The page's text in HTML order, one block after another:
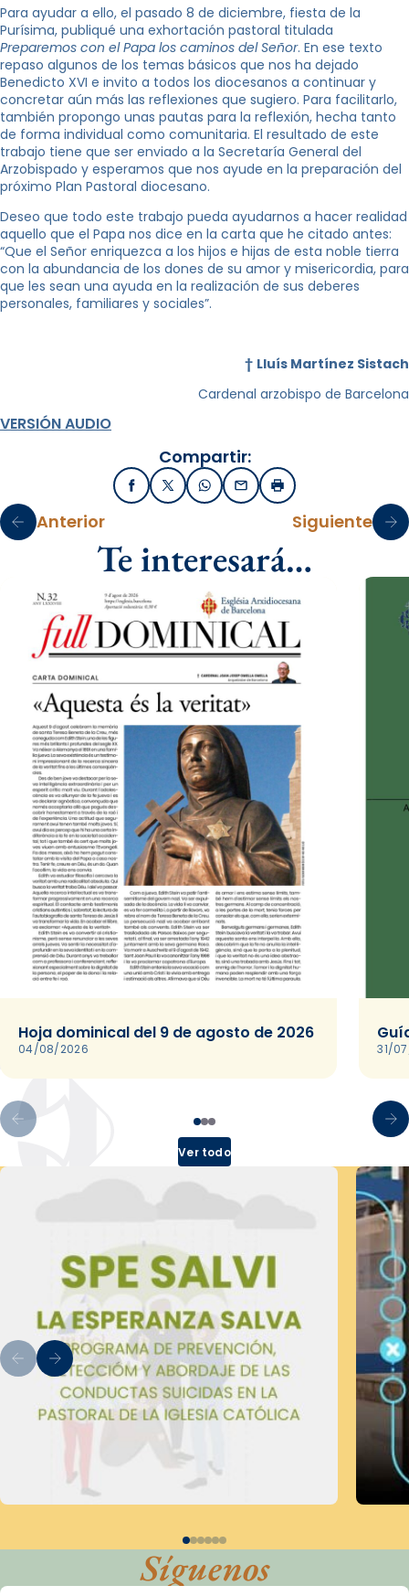
Para ayudar a ello, el pasado 8 de diciembre, fiesta de la
Purísima, publiqué una exhortación pastoral titulada
Preparemos con el Papa los caminos del Señor. En ese texto
repaso algunos de los temas básicos que nos ha dejado
Benedicto XVI e invito a todos los diocesanos a continuar y
concretar aún más las reflexiones que sugiero. Para facilitarlo,
también propongo unas pautas para la reflexión, hecha tanto
de forma individual como comunitaria. El resultado de este
trabajo tiene que ser enviado a la Secretaría General del
Arzobispado y esperamos que nos ayude en la preparación del
próximo Plan Pastoral diocesano.
Deseo que todo este trabajo pueda ayudarnos a hacer realidad
aquello que el Papa nos dice en la carta que he citado antes:
“Que el Señor enriquezca a los hijos e hijas de esta noble tierra
con la abundancia de los dones de su amor y misericordia, para
que les sean una ayuda en la realización de sus deberes
personales, familiares y sociales”.
† Lluís Martínez Sistach
Cardenal arzobispo de Barcelona
VERSIÓN AUDIO
Compartir:
FacebookX / TwitterWhatsApp
EmailImprimir
Anterior Siguiente
Te interesará…
Hoja dominical del 9 de agosto de 2026
04/08/2026 31/
Ver todo
Síguenos